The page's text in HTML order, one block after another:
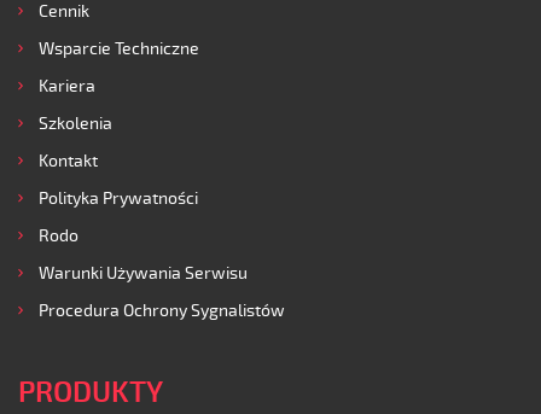
Cennik
Wsparcie Techniczne
Kariera
Szkolenia
Kontakt
Polityka Prywatności
Rodo
Warunki Używania Serwisu
Procedura Ochrony Sygnalistów
PRODUKTY